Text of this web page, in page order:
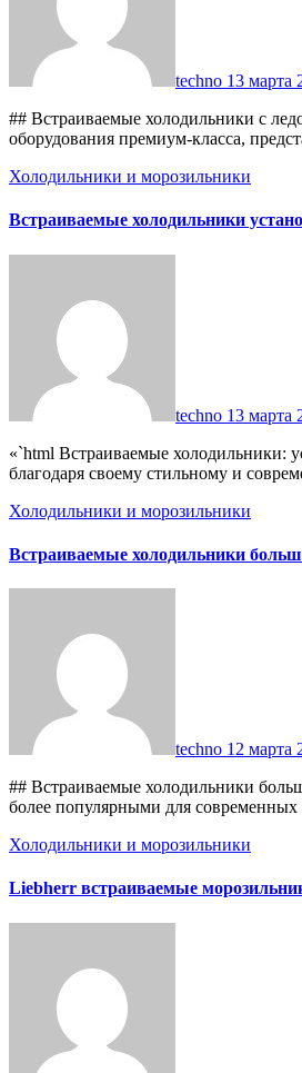
techno 13 марта
## Встраиваемые холодильники с
оборудования премиум-класса,
Холодильники и морозильники
Встраиваемые холодильники
techno 13 марта
«`html Встраиваемые холодильники: установка своими руками Встраиваемые холодильники: установка своими руками Встраиваемые холодильники становятся все более популярными
благодаря своему стильному и
Холодильники и морозильники
Встраиваемые холодильники
techno 12 марта
## Встраиваемые холодильники
более популярными для
Холодильники и морозильники
Liebherr встраиваемые